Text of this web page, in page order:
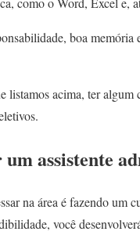
boa
listamos acima, ter
assistente
na área é fazendo um
você